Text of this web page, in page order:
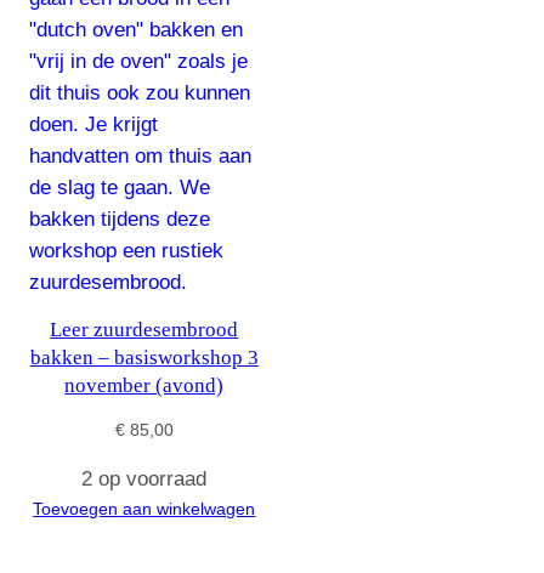
Leer zuurdesembrood
bakken – basisworkshop 3
november (avond)
€85,00
2 op voorraad
Toevoegen aan winkelwagen